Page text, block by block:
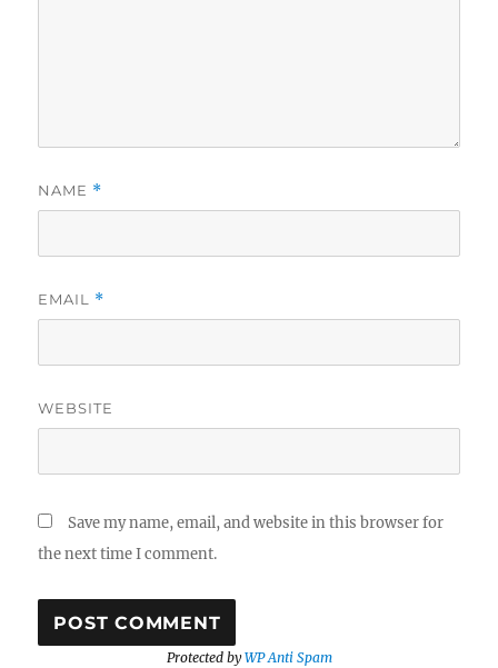
NAME *
EMAIL *
WEBSITE
Save my name, email, and website in this browser for
the next time I comment.
Protected byWP Anti Spam